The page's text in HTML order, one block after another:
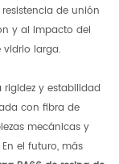
de unión
y al impacto del
larga.
y estabilidad
con fibra de
mecánicas y
el futuro, más